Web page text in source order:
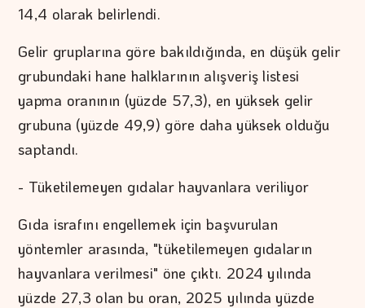
14,4 olarak belirlendi.
Gelir gruplarına göre bakıldığında, en düşük gelir
grubundaki hane halklarının alışveriş listesi
yapma oranının (yüzde 57,3), en yüksek gelir
grubuna (yüzde 49,9) göre daha yüksek olduğu
saptandı.
- Tüketilemeyen gıdalar hayvanlara veriliyor
Gıda israfını engellemek için başvurulan
yöntemler arasında, "tüketilemeyen gıdaların
hayvanlara verilmesi" öne çıktı. 2024 yılında
yüzde 27,3 olan bu oran, 2025 yılında yüzde